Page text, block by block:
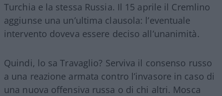
Turchia e la stessa Russia. Il 15 aprile il Cremlino
aggiunse una un’ultima clausola: l’eventuale
intervento doveva essere deciso all’unanimità.
Quindi, lo sa Travaglio? Serviva il consenso russo
a una reazione armata contro l’invasore in caso di
una nuova offensiva russa o di chi altri. Mosca